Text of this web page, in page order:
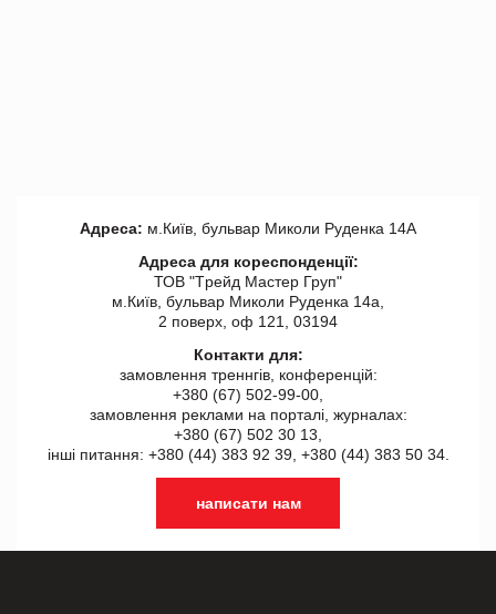
Адреса: м.Київ, бульвар Миколи Руденка 14А
Адреса для кореспонденції:
ТОВ "Tрейд Мастер Груп"
м.Київ, бульвар Миколи Руденка 14а,
2 поверх, оф 121, 03194
Контакти для:
замовлення треннгів, конференцій:
+380 (67) 502-99-00,
замовлення реклами на порталі, журналах:
+380 (67) 502 30 13,
інші питання: +380 (44) 383 92 39, +380 (44) 383 50 34.
написати нам